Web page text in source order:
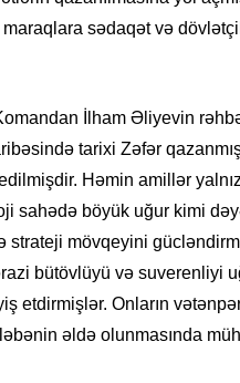
sədaqət və
İlham Əliyevin
tarixi Zəfər
Həmin amillər
sahədə böyük uğur kimi
strateji mövqeyini
bütövlüyü və suverenliyi
etdirmişlər. Onların
əldə olunmasında